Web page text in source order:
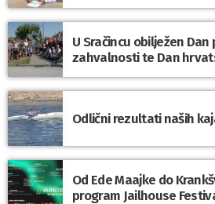
U Sračincu obilježen
zahvalnosti te Dan
Odlični rezultati naših
Od Ede Maajke do
program Jailhouse